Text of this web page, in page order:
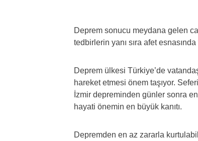
Deprem sonucu meydana gelen
tedbirlerin yanı sıra afet
Deprem ülkesi Türkiye’de
hareket etmesi önem taşıyor.
İzmir depreminden günler sonra
hayati önemin en büyük kanıtı.
Depremden en az zararla